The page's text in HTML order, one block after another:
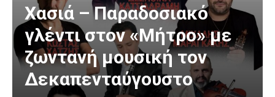
Χασιά – Παραδοσιακό
γλέντι στον «Μήτρο» με
ζωντανή μουσική τον
Δεκαπενταύγουστο